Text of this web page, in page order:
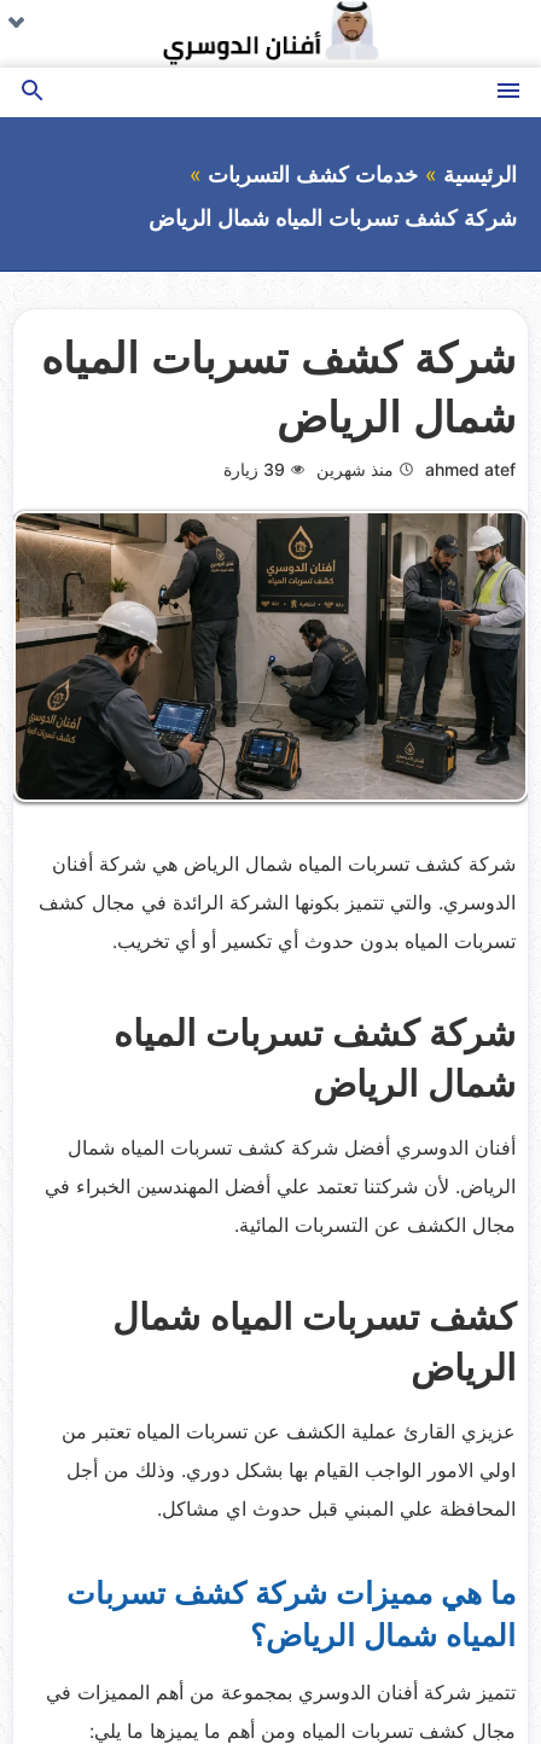
المحتوى
القائمة
بحث
الرئيسية
خدمات كشف التسربات
شركة كشف تسربات المياه شمال الرياض
شركة كشف تسربات المياه
شمال الرياض
ahmed atef منذ شهرين 39 زيارة
شركة كشف تسربات المياه شمال الرياض هي شركة أفنان
الدوسري. والتي تتميز بكونها الشركة الرائدة في مجال كشف
تسربات المياه بدون حدوث أي تكسير أو أي تخريب.
شركة كشف تسربات المياه
شمال الرياض
أفنان الدوسري أفضل شركة كشف تسربات المياه شمال
الرياض. لأن شركتنا تعتمد علي أفضل المهندسين الخبراء في
مجال الكشف عن التسربات المائية.
كشف تسربات المياه شمال
الرياض
عزيزي القارئ عملية الكشف عن تسربات المياه تعتبر من
اولي الامور الواجب القيام بها بشكل دوري. وذلك من أجل
المحافظة علي المبني قبل حدوث اي مشاكل.
ما هي مميزات شركة كشف تسربات
المياه شمال الرياض؟
تتميز شركة أفنان الدوسري بمجموعة من أهم المميزات في
مجال كشف تسربات المياه ومن أهم ما يميزها ما يلي: